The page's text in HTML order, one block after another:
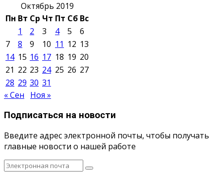
Октябрь 2019
Пн Вт Ср Чт Пт Сб Вс
1
2 3 4 5
6
7
8 9 10 11 12 13
14 15 16 17 18 19 20
21 22 23 24 25 26 27
28 29 30 31
« Сен
Ноя »
Подписаться на новости
Введите адрес электронной почты, чтобы получать
главные новости о нашей работе